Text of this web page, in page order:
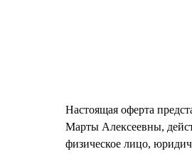
Настоящая оферта
Марты Алексеевны,
физическое лицо,